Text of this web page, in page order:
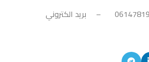
للاستفسار هاتف: 0614781922 – بريد الكتروني